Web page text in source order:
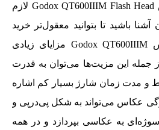
برای خرید فلاش گودکس Godox QT600IIIM Flash Head لازم
باشید تا بتوانید معقول‌تر خرید
کنید. برای فلاش گودکس Godox QT600IIIM مزایای زیادی
این مزیت‌ها می‌توان به قدرت
و مدت زمان شارژ بسیار کم اشاره
عکاس می‌تواند به شکل پی‌درپی و
به عکاسی بپردازد و در همه